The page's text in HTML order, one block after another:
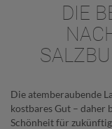
DIE
Die atemberaubende
kostbares Gut – daher
Schönheit für